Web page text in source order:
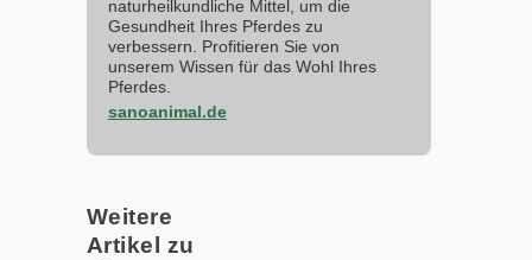
naturheilkundliche Mittel, um die
Gesundheit Ihres Pferdes zu
verbessern. Profitieren Sie von
unserem Wissen für das Wohl Ihres
Pferdes.
sanoanimal.de
Weitere
Artikel zu